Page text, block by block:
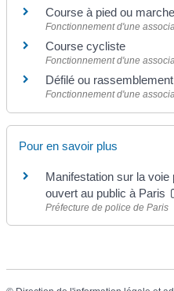
Course à pied ou marche
Fonctionnement d'une
Course cycliste
Fonctionnement d'une
Défilé ou rassemblement
Fonctionnement d'une
Pour en savoir plus
Manifestation sur la voie
ouvert au public à Paris
Préfecture de police de Paris